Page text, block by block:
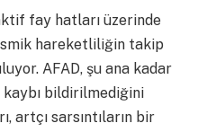
fay hatları üzerinde
hareketliliğin takip
AFAD, şu ana kadar
bildirilmediğini
artçı sarsıntıların bir